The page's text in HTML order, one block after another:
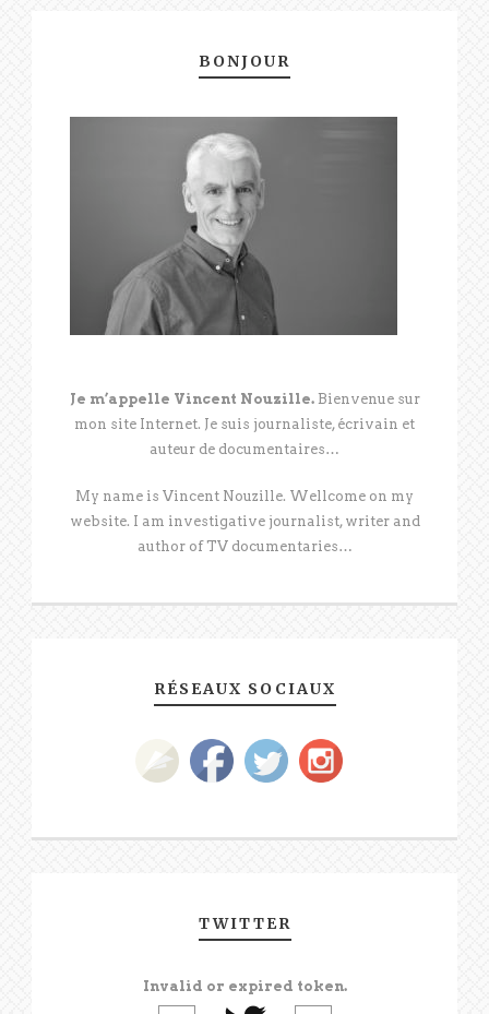
BONJOUR
Je m’appelle Vincent Nouzille.Bienvenue sur
mon site Internet. Je suis journaliste, écrivain et
auteur de documentaires…
My name is Vincent Nouzille. Wellcome on my
website. I am investigative journalist, writer and
author of TV documentaries…
RÉSEAUX SOCIAUX
TWITTER
Invalid or expired token.